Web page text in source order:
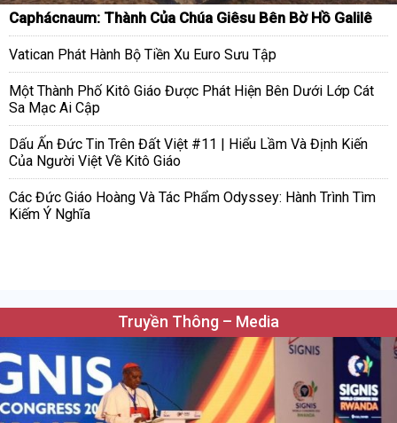
Caphácnaum: Thành Của Chúa Giêsu Bên Bờ Hồ Galilê
Vatican Phát Hành Bộ Tiền Xu Euro Sưu Tập
Một Thành Phố Kitô Giáo Được Phát Hiện Bên Dưới Lớp Cát
Sa Mạc Ai Cập
Dấu Ấn Đức Tin Trên Đất Việt #11 | Hiểu Lầm Và Định Kiến
Của Người Việt Về Kitô Giáo
Các Đức Giáo Hoàng Và Tác Phẩm Odyssey: Hành Trình Tìm
Kiếm Ý Nghĩa
Truyền Thông – Media